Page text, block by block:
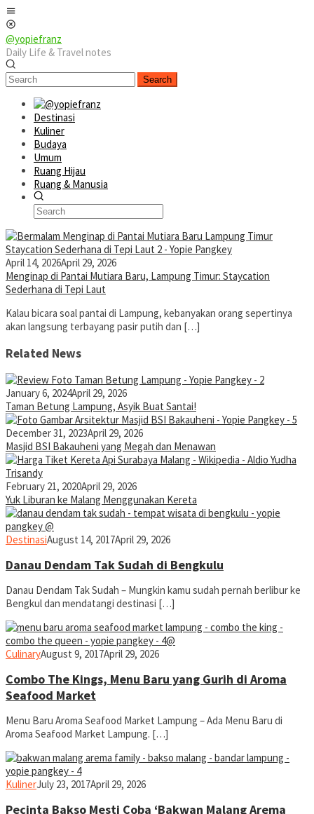
Skip
to
content
@yopiefranz
Daily Life & Travel notes
Search
Destinasi
Kuliner
Budaya
Umum
Ruang Hijau
Ruang & Manusia
April 14, 2026April 29, 2026
Menginap di Pantai Mutiara Baru, Lampung Timur: Staycation
Sederhana di Tepi Laut
Kalau bicara soal pantai di Lampung, kebanyakan orang sepertinya
akan langsung terbayang pasir putih dan […]
Related News
January 6, 2024April 29, 2026
Taman Betung Lampung, Asyik Buat Santai!
December 31, 2023April 29, 2026
Masjid BSI Bakauheni yang Megah dan Menawan
February 21, 2020April 29, 2026
Yuk Liburan ke Malang Menggunakan Kereta
@yopiefranz
Destinasiyopiefranz
August 14, 2017April 29, 2026
Danau Dendam Tak Sudah di Bengkulu
Danau Dendam Tak Sudah – Mungkin kamu sudah pernah berlibur ke
Bengkul dan mendatangi destinasi […]
Culinaryyopiefranz
August 9, 2017April 29, 2026
Combo The Kings, Menu Baru yang Gurih di Aroma
Seafood Market
Menu Baru Aroma Seafood Market Lampung – Ada Menu Baru di
Aroma Seafood Market Lampung. […]
Kulineryopiefranz
July 23, 2017April 29, 2026
Pecinta Bakso Mesti Coba ‘Bakwan Malang Arema